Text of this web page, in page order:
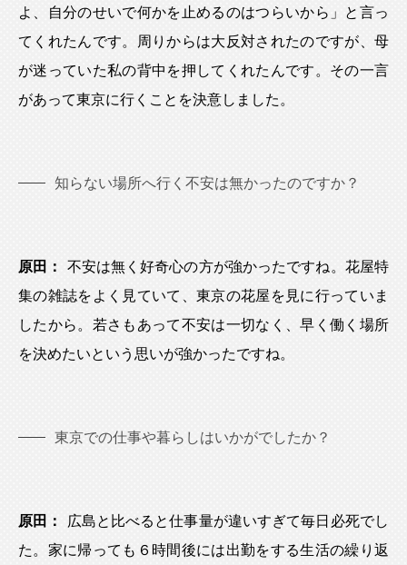
よ、自分のせいで何かを止めるのはつらいから」と言っ
てくれたんです。周りからは大反対されたのですが、母
が迷っていた私の背中を押してくれたんです。その一言
があって東京に行くことを決意しました。
知らない場所へ行く不安は無かったのですか？
原田：
不安は無く好奇心の方が強かったですね。花屋特
集の雑誌をよく見ていて、東京の花屋を見に行っていま
したから。若さもあって不安は一切なく、早く働く場所
を決めたいという思いが強かったですね。
東京での仕事や暮らしはいかがでしたか？
原田：
広島と比べると仕事量が違いすぎて毎日必死でし
た。家に帰っても６時間後には出勤をする生活の繰り返